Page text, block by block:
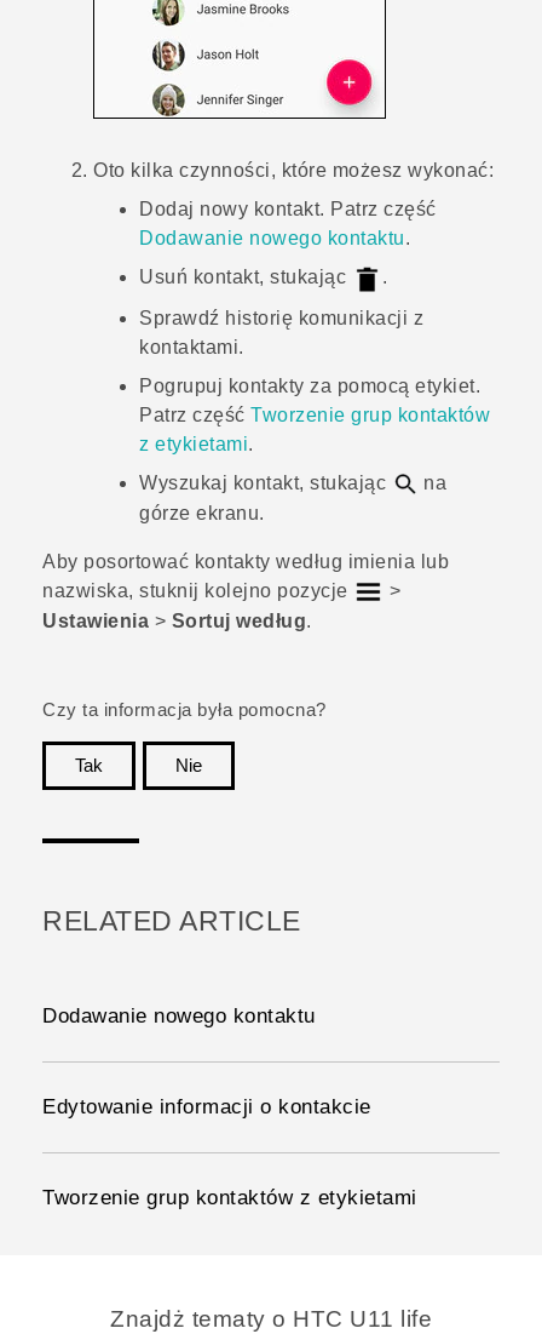
Oto kilka czynności, które możesz wykonać:
Dodaj nowy kontakt. Patrz część
Dodawanie nowego kontaktu.
Usuń kontakt, stukając
.
Sprawdź historię komunikacji z
kontaktami.
Pogrupuj kontakty za pomocą etykiet.
Patrz część Tworzenie grup kontaktów
z etykietami.
Wyszukaj kontakt, stukając
na
górze ekranu.
Aby posortować kontakty według imienia lub
nazwiska, stuknij kolejno pozycje
>
Ustawienia > Sortuj według.
Czy ta informacja była pomocna?
Tak
Nie
RELATED ARTICLE
Dodawanie nowego kontaktu
Edytowanie informacji o kontakcie
Tworzenie grup kontaktów z etykietami
Znajdż tematy o HTC U11 life